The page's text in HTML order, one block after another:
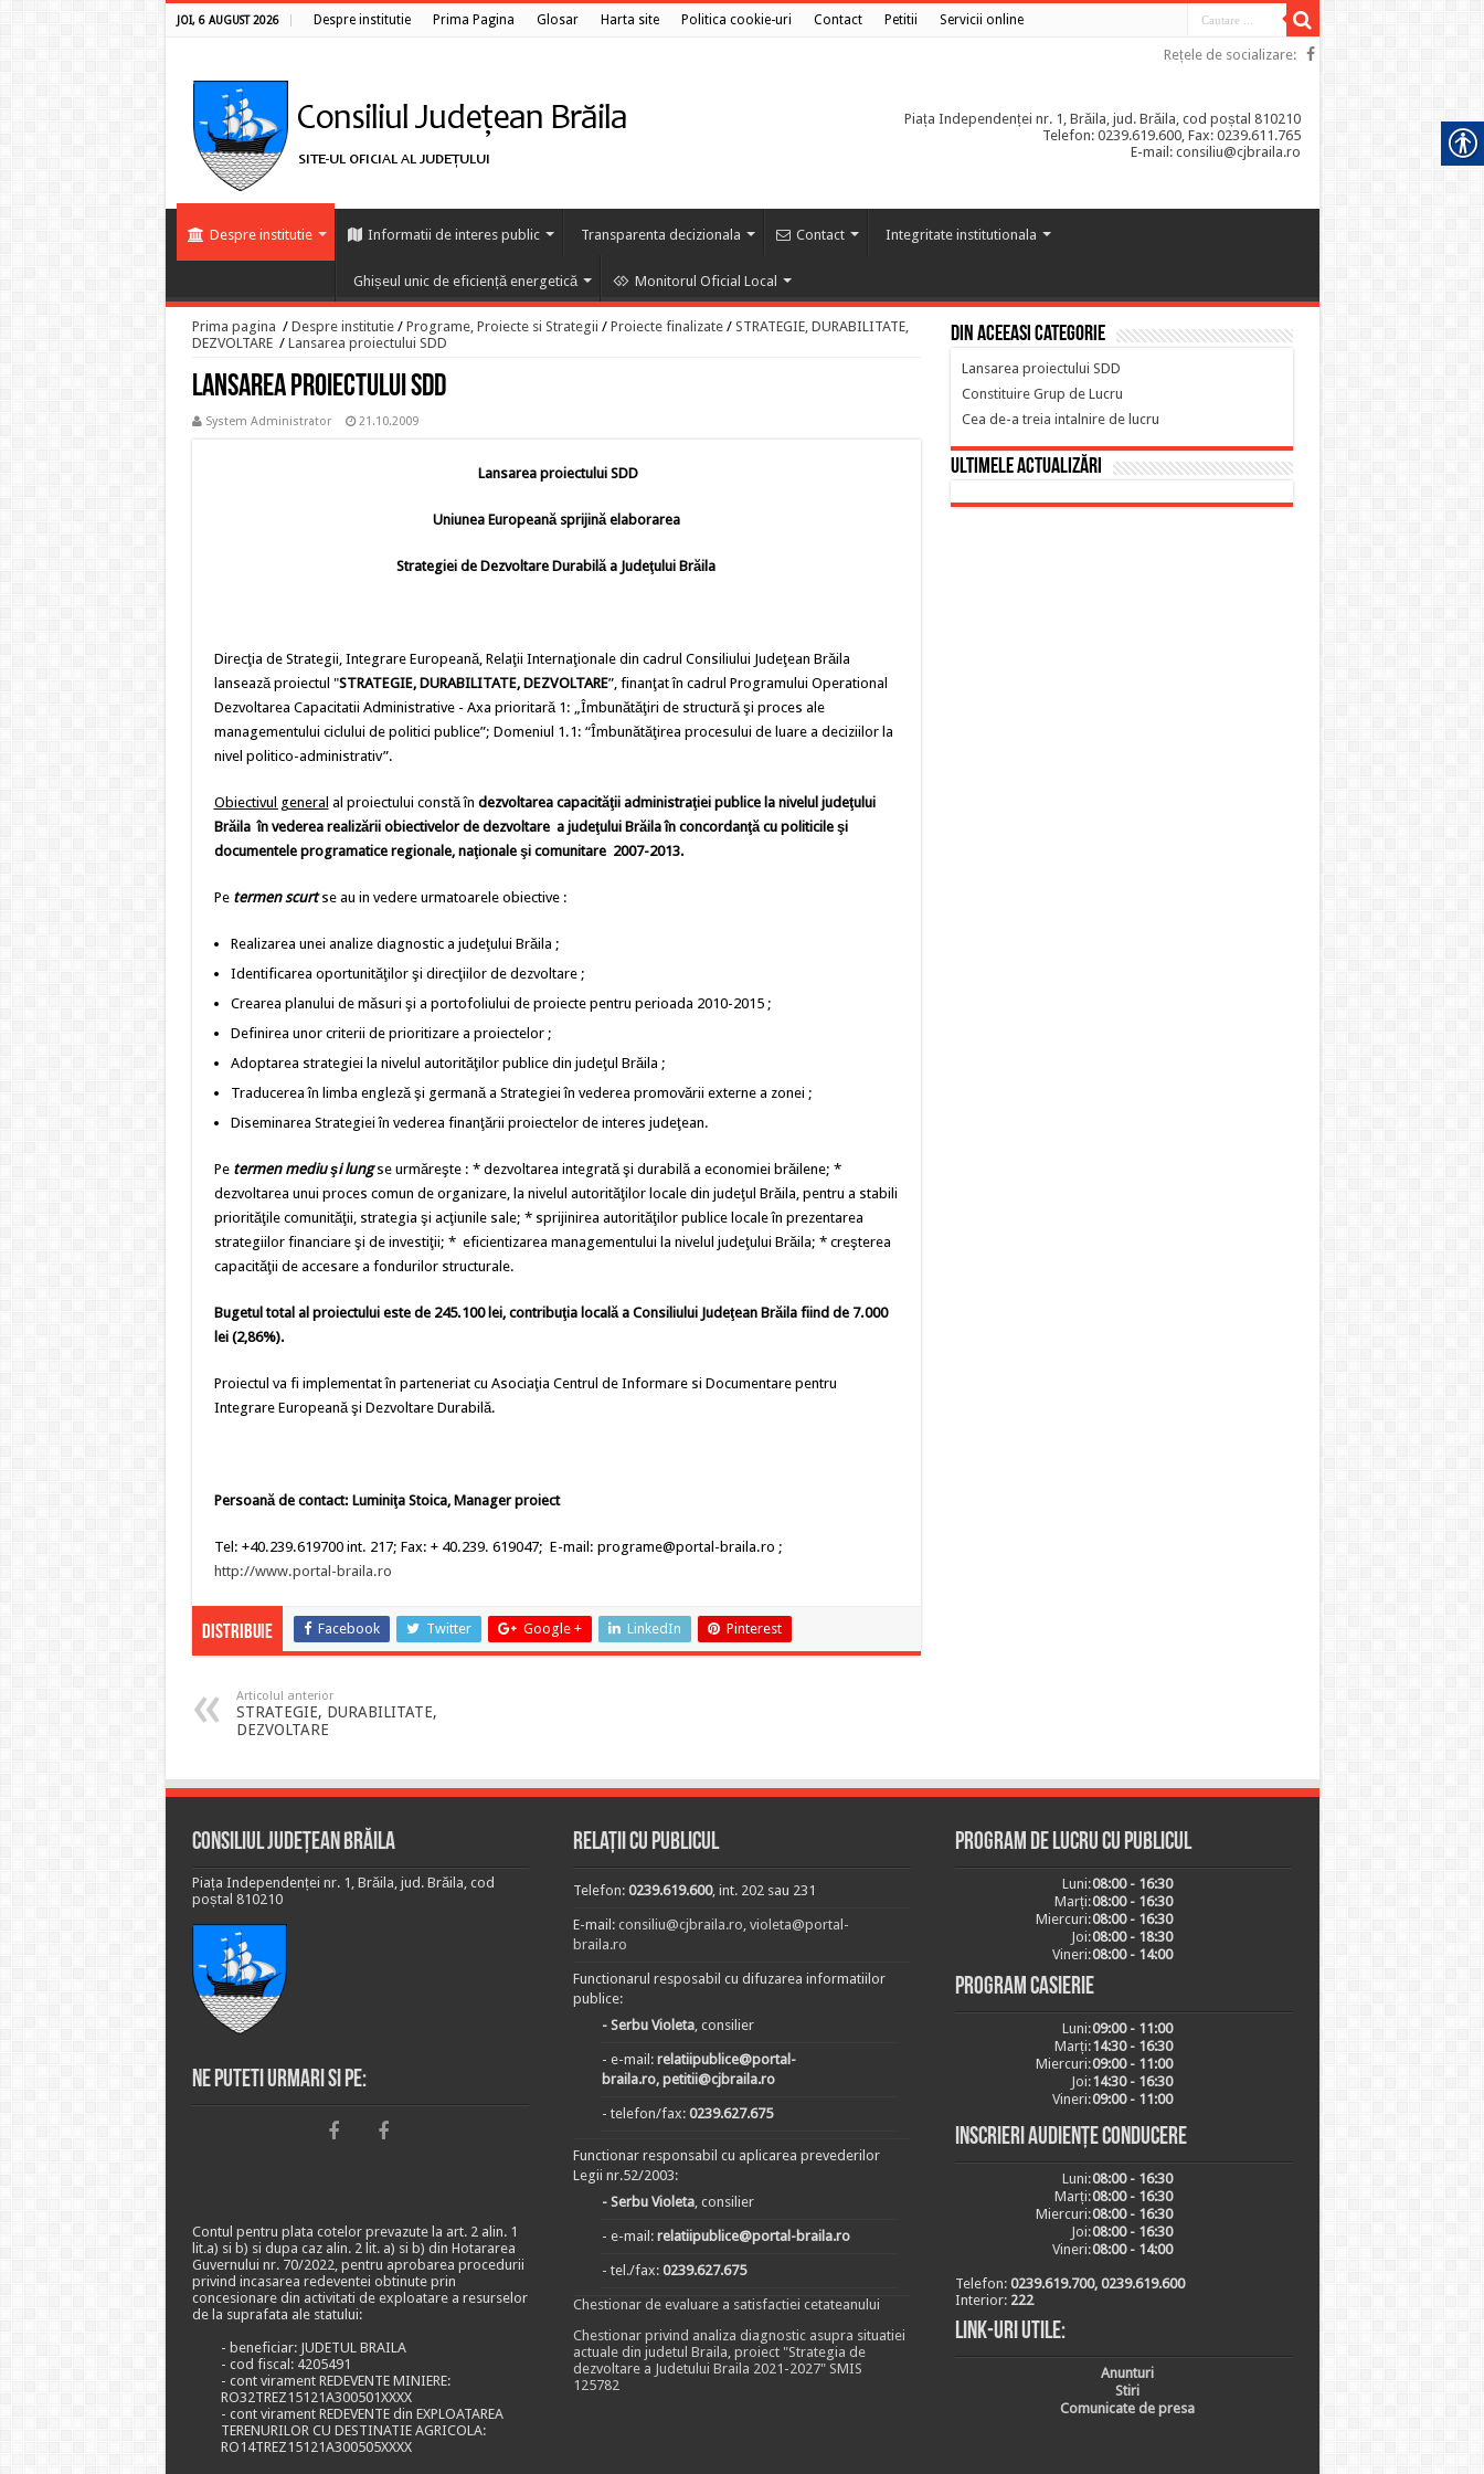
JOI, 6 AUGUST 2026 Despre institutie Prima Pagina Glosar Harta site Politica cookie-uri Contact Petitii Servicii online
Rețele de socializare:
Piața Independenței nr. 1, Brăila, jud. Brăila, cod poștal 810210
Telefon: 0239.619.600, Fax: 0239.611.765
E-mail: consiliu@cjbraila.ro
Despre institutie Informatii de interes public Transparenta decizionala Contact Integritate institutionala
Ghișeul unic de eficiență energetică Monitorul Oficial Local
Prima pagina / Despre institutie / Programe, Proiecte si Strategii / Proiecte finalizate / STRATEGIE, DURABILITATE,
DEZVOLTARE / Lansarea proiectului SDD
Lansarea proiectului SDD
System Administrator 21.10.2009
Lansarea proiectului SDD
Uniunea Europeană sprijină elaborarea
Strategiei de Dezvoltare Durabilă a Judeţului Brăila
Direcţia de Strategii, Integrare Europeană, Relaţii Internaţionale din cadrul Consiliului Judeţean Brăila
lansează proiectul "STRATEGIE, DURABILITATE, DEZVOLTARE”, finanţat în cadrul Programului Operational
Dezvoltarea Capacitatii Administrative - Axa prioritară 1: „Îmbunătăţiri de structură şi proces ale
managementului ciclului de politici publice”; Domeniul 1.1: “Îmbunătăţirea procesului de luare a deciziilor la
nivel politico-administrativ”.
Obiectivul general al proiectului constă în dezvoltarea capacităţii administraţiei publice la nivelul judeţului
Brăila în vederea realizării obiectivelor de dezvoltare a judeţului Brăila în concordanţă cu politicile şi
documentele programatice regionale, naţionale şi comunitare 2007-2013.
Pe termen scurtse au in vedere urmatoarele obiective :
Realizarea unei analize diagnostic a judeţului Brăila ;
Identificarea oportunităţilor şi direcţiilor de dezvoltare ;
Crearea planului de măsuri şi a portofoliului de proiecte pentru perioada 2010-2015 ;
Definirea unor criterii de prioritizare a proiectelor ;
Adoptarea strategiei la nivelul autorităţilor publice din judeţul Brăila ;
Traducerea în limba engleză şi germană a Strategiei în vederea promovării externe a zonei ;
Diseminarea Strategiei în vederea finanţării proiectelor de interes judeţean.
Pe termen mediu şi lungse urmăreşte : * dezvoltarea integrată şi durabilă a economiei brăilene; *
dezvoltarea unui proces comun de organizare, la nivelul autorităţilor locale din judeţul Brăila, pentru a stabili
priorităţile comunităţii, strategia şi acţiunile sale; * sprijinirea autorităţilor publice locale în prezentarea
strategiilor financiare şi de investiţii; * eficientizarea managementului la nivelul judeţului Brăila; * creşterea
capacităţii de accesare a fondurilor structurale.
Bugetul total al proiectului este de 245.100 lei, contribuţia locală a Consiliului Judeţean Brăila fiind de 7.000
lei (2,86%).
Proiectul va fi implementat în parteneriat cu Asociaţia Centrul de Informare si Documentare pentru
Integrare Europeană şi Dezvoltare Durabilă.
Persoană de contact: Luminiţa Stoica, Manager proiect
Tel: +40.239.619700 int. 217; Fax: + 40.239. 619047; E-mail: programe@portal-braila.ro ;
http://www.portal-braila.ro
Distribuie Facebook Twitter Google + LinkedIn Pinterest
Articolul anterior
STRATEGIE, DURABILITATE,
DEZVOLTARE
Din aceeasi categorie
Lansarea proiectului SDD
Constituire Grup de Lucru
Cea de-a treia intalnire de lucru
Ultimele actualizări
Consiliul Județean Brăila
Piața Independenței nr. 1, Brăila, jud. Brăila, cod
poștal 810210
Ne puteti urmari si pe:
Contul pentru plata cotelor prevazute la art. 2 alin. 1
lit.a) si b) si dupa caz alin. 2 lit. a) si b) din Hotararea
Guvernului nr. 70/2022, pentru aprobarea procedurii
privind incasarea redeventei obtinute prin
concesionare din activitati de exploatare a resurselor
de la suprafata ale statului:
- beneficiar: JUDETUL BRAILA
- cod fiscal: 4205491
- cont virament REDEVENTE MINIERE:
RO32TREZ15121A300501XXXX
- cont virament REDEVENTE din EXPLOATAREA
TERENURILOR CU DESTINATIE AGRICOLA:
RO14TREZ15121A300505XXXX
Relații cu publicul
Telefon:0239.619.600, int. 202 sau 231
E-mail:consiliu@cjbraila.ro,violeta@portal-
braila.ro
Functionarul resposabil cu difuzarea informatiilor
publice:
- Serbu Violeta, consilier
- e-mail:relatiipublice@portal-
braila.ro, petitii@cjbraila.ro
- telefon/fax:0239.627.675
Functionar responsabil cu aplicarea prevederilor
Legii nr.52/2003:
- Serbu Violeta, consilier
- e-mail:relatiipublice@portal-braila.ro
- tel./fax:0239.627.675
Chestionar de evaluare a satisfactiei cetateanului
Chestionar privind analiza diagnostic asupra situatiei
actuale din judetul Braila, proiect "Strategia de
dezvoltare a Judetului Braila 2021-2027" SMIS
125782
Program de lucru cu publicul
Luni:08:00 - 16:30
Marți:08:00 - 16:30
Miercuri:08:00 - 16:30
Joi:08:00 - 18:30
Vineri:08:00 - 14:00
Program casierie
Luni:09:00 - 11:00
Marți:14:30 - 16:30
Miercuri:09:00 - 11:00
Joi:14:30 - 16:30
Vineri:09:00 - 11:00
Inscrieri audiențe conducere
Luni:08:00 - 16:30
Marți:08:00 - 16:30
Miercuri:08:00 - 16:30
Joi:08:00 - 16:30
Vineri:08:00 - 14:00
Telefon: 0239.619.700, 0239.619.600
Interior: 222
Link-uri utile:
Anunturi
Stiri
Comunicate de presa